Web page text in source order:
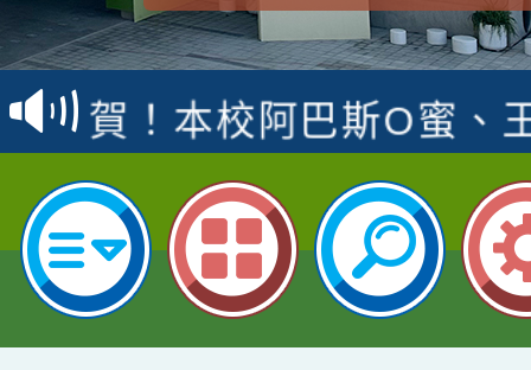
賀！本校參加桃園市中
賽 洪綺君教師榮獲社
名
賀！本校阿巴斯O蜜、
倩參加桃園市科展 國
名 指導老師王老師、
賀！本校四年二班張O
園市英語競賽國小朗讀
指導老師林老師
賀！本校參加桃園市中
賽 劉文瑛教師榮獲教
賀！本校參與2026世